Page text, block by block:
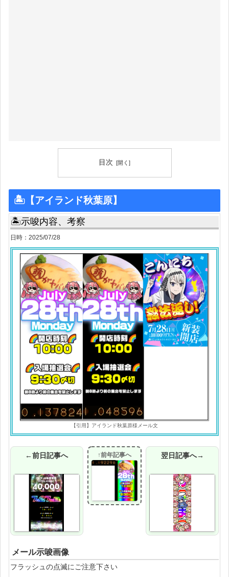
目次
🏝【アイランド秋葉原】
🏝示唆内容、考察
日時：2025/07/28
【引用】アイランド秋葉原様メール文
←前日記事へ ↑前年記事へ 翌日記事へ→
メール示唆画像
フラッシュの点滅にご注意下さい